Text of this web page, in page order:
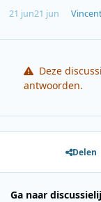
21 jun21 jun
Deze
antwoorden.
Delen
Ga naar